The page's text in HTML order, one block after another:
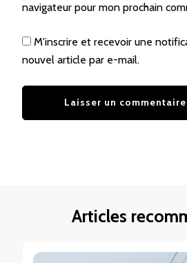
navigateur pour mon prochain
M'inscrire et recevoir une
nouvel article par e-mail.
Articles